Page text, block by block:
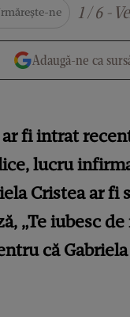
ne 1 / 6 -
Adaugă-ne ca
ar fi intrat
lucru
Cristea ar
„Te iubesc
că